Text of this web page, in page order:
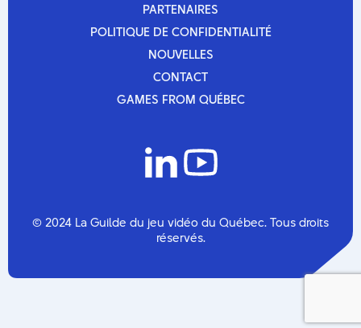
PARTENAIRES
PARTENAIRES
POLITIQUE DE CONFIDENTIALITÉ
POLITIQUE DE CONFIDENTIALITÉ
NOUVELLES
NOUVELLES
CONTACT
CONTACT
GAMES FROM QUÉBEC
© 2024 La Guilde du jeu vidéo du Québec. Tous droits
réservés.